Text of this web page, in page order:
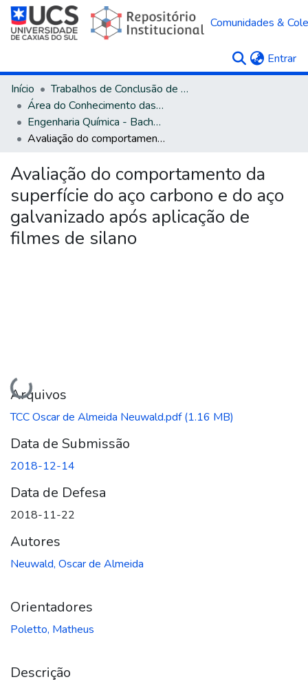
Comunidades &
Entrar
Início
Trabalhos de Conclusão de Curso
Área do Conhecimento das Engenharias
Engenharia Química - Bacharelado
Avaliação do comportamento da superfície do aço carbono e do aço galvanizado após aplicação de filmes de silano
Avaliação do comportamento da
superfície do aço carbono e do aço
galvanizado após aplicação de
filmes de silano
Carregando...
Arquivos
TCC Oscar de Almeida Neuwald.pdf(1.16 MB)
Data de Submissão
2018-12-14
Data de Defesa
2018-11-22
Autores
Neuwald, Oscar de Almeida
Orientadores
Poletto, Matheus
Descrição